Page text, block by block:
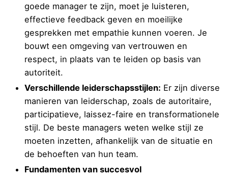
goede manager te zijn, moet je luisteren,
effectieve feedback geven en moeilijke
gesprekken met empathie kunnen voeren. Je
bouwt een omgeving van vertrouwen en
respect, in plaats van te leiden op basis van
autoriteit.
Verschillende leiderschapsstijlen: Er zijn diverse
manieren van leiderschap, zoals de autoritaire,
participatieve, laissez-faire en transformationele
stijl. De beste managers weten welke stijl ze
moeten inzetten, afhankelijk van de situatie en
de behoeften van hun team.
Fundamenten van succesvol